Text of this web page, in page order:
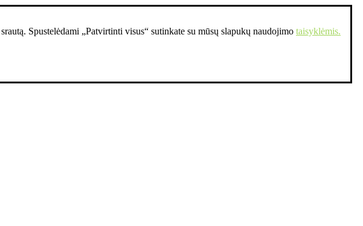
Spustelėdami „Patvirtinti visus“ sutinkate su mūsų slapukų naudojimo taisyklėmis.